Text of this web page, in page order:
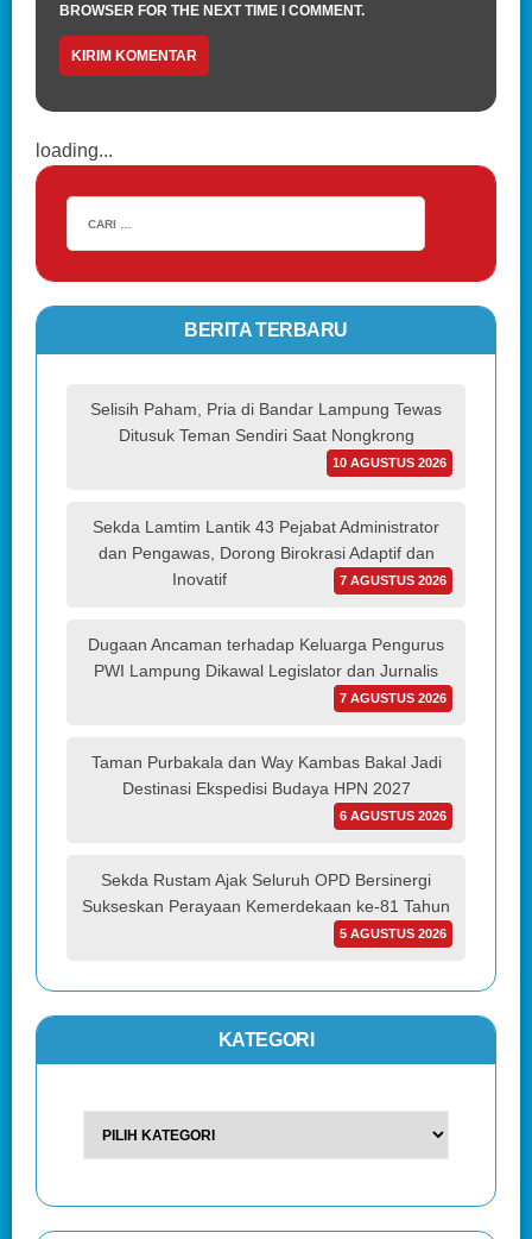
BROWSER FOR THE NEXT TIME I COMMENT.
loading...
BERITA TERBARU
Selisih Paham, Pria di Bandar Lampung Tewas
Ditusuk Teman Sendiri Saat Nongkrong
10 AGUSTUS 2026
Sekda Lamtim Lantik 43 Pejabat Administrator
dan Pengawas, Dorong Birokrasi Adaptif dan
Inovatif
7 AGUSTUS 2026
Dugaan Ancaman terhadap Keluarga Pengurus
PWI Lampung Dikawal Legislator dan Jurnalis
7 AGUSTUS 2026
Taman Purbakala dan Way Kambas Bakal Jadi
Destinasi Ekspedisi Budaya HPN 2027
6 AGUSTUS 2026
Sekda Rustam Ajak Seluruh OPD Bersinergi
Sukseskan Perayaan Kemerdekaan ke-81 Tahun
5 AGUSTUS 2026
KATEGORI